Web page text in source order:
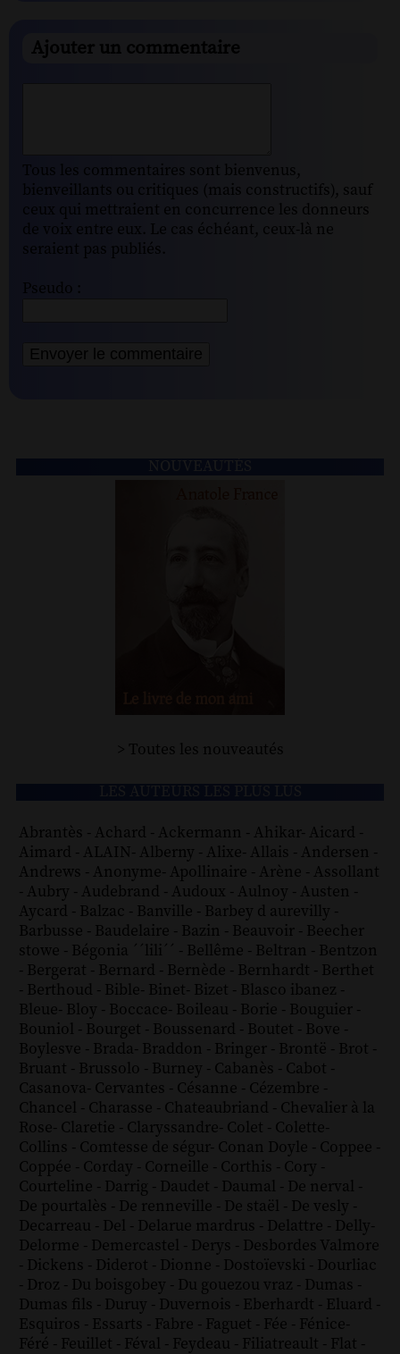
Ajouter un commentaire
Tous les commentaires sont bienvenus,
bienveillants ou critiques (mais constructifs), sauf
ceux qui mettraient en concurrence les donneurs
de voix entre eux. Le cas échéant, ceux-là ne
seraient pas publiés.
Pseudo :
> Toutes les nouveautés
Abrantès - Achard - Ackermann - Ahikar- Aicard -
Aimard - ALAIN- Alberny - Alixe- Allais - Andersen -
Andrews - Anonyme- Apollinaire - Arène - Assollant
- Aubry - Audebrand - Audoux - Aulnoy - Austen -
Aycard - Balzac - Banville - Barbey d aurevilly -
Barbusse - Baudelaire - Bazin - Beauvoir - Beecher
stowe - Bégonia ´´lili´´ - Bellême - Beltran - Bentzon
- Bergerat - Bernard - Bernède - Bernhardt - Berthet
- Berthoud - Bible- Binet- Bizet - Blasco ibanez -
Bleue- Bloy - Boccace- Boileau - Borie - Bouguier -
Bouniol - Bourget - Boussenard - Boutet - Bove -
Boylesve - Brada- Braddon - Bringer - Brontë - Brot -
Bruant - Brussolo - Burney - Cabanès - Cabot -
Casanova- Cervantes - Césanne - Cézembre -
Chancel - Charasse - Chateaubriand - Chevalier à la
Rose- Claretie - Claryssandre- Colet - Colette-
Collins - Comtesse de ségur- Conan Doyle - Coppee -
Coppée - Corday - Corneille - Corthis - Cory -
Courteline - Darrig - Daudet - Daumal - De nerval -
De pourtalès - De renneville - De staël - De vesly -
Decarreau - Del - Delarue mardrus - Delattre - Delly-
Delorme - Demercastel - Derys - Desbordes Valmore
- Dickens - Diderot - Dionne - Dostoïevski - Dourliac
- Droz - Du boisgobey - Du gouezou vraz - Dumas -
Dumas fils - Duruy - Duvernois - Eberhardt - Eluard -
Esquiros - Essarts - Fabre - Faguet - Fée - Fénice-
Féré - Feuillet - Féval - Feydeau - Filiatreault - Flat -